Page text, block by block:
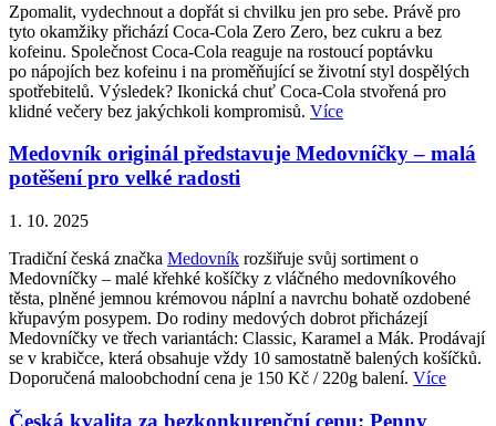
Zpomalit, vydechnout a dopřát si chvilku jen pro sebe. Právě pro
tyto okamžiky přichází Coca-Cola Zero Zero, bez cukru a bez
kofeinu. Společnost Coca-Cola reaguje na rostoucí poptávku
po nápojích bez kofeinu i na proměňující se životní styl dospělých
spotřebitelů. Výsledek? Ikonická chuť Coca-Cola stvořená pro
klidné večery bez jakýchkoli kompromisů. Více
Medovník originál představuje Medovníčky – malá
potěšení pro velké radosti
1. 10. 2025
Tradiční česká značka Medovník rozšiřuje svůj sortiment o
Medovníčky – malé křehké košíčky z vláčného medovníkového
těsta, plněné jemnou krémovou náplní a navrchu bohatě ozdobené
křupavým posypem. Do rodiny medových dobrot přicházejí
Medovníčky ve třech variantách: Classic, Karamel a Mák. Prodávají
se v krabičce, která obsahuje vždy 10 samostatně balených košíčků.
Doporučená maloobchodní cena je 150 Kč / 220g balení. Více
Česká kvalita za bezkonkurenční cenu: Penny